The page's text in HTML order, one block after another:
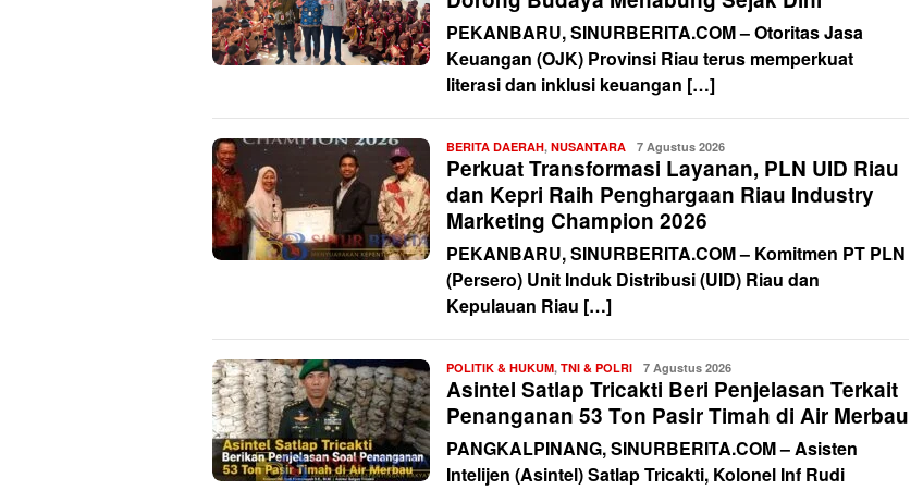
PEKANBARU, SINURBERITA.COM – Otoritas Jasa
Keuangan (OJK) Provinsi Riau terus memperkuat
literasi dan inklusi keuangan […]
BERITA DAERAH, NUSANTARA Redaksi
7 Agustus 2026
Perkuat Transformasi Layanan, PLN UID Riau
dan Kepri Raih Penghargaan Riau Industry
Marketing Champion 2026
PEKANBARU, SINURBERITA.COM – Komitmen PT PLN
(Persero) Unit Induk Distribusi (UID) Riau dan
Kepulauan Riau […]
POLITIK & HUKUM, TNI & POLRI Redaksi
7 Agustus 2026
Asintel Satlap Tricakti Beri Penjelasan Terkait
Penanganan 53 Ton Pasir Timah di Air Merbau
PANGKALPINANG, SINURBERITA.COM – Asisten
Intelijen (Asintel) Satlap Tricakti, Kolonel Inf Rudi